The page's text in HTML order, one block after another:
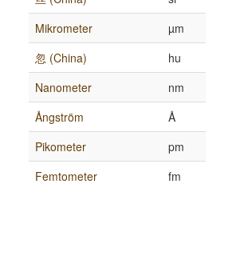
Mikrometer
µm
忽 (China)
hu
Nanometer
nm
Ångström
Å
Pikometer
pm
Femtometer
fm